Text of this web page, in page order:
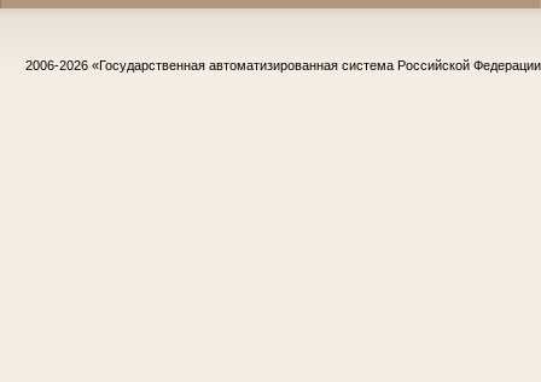
2006-2026 «Государственная автоматизированная система Российской